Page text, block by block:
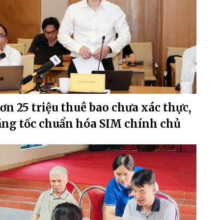
25 triệu thuê bao chưa xác thực,
tốc chuẩn hóa SIM chính chủ